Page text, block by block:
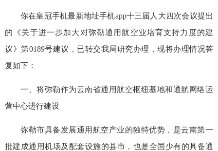
你在皇冠手机最新地址手机app十三届人大四次会议提出
的《关于进一步加大对弥勒通用航空业培育支持力度的建
议》第0189号建议，已转交我局研究办理，现将办理情况答
复如下：
一、将弥勒作为云南省通用航空枢纽基地和通航网络运
营中心进行建设
弥勒市具备发展通用航空产业的独特优势，是云南第一
批建成通用机场及配套设施的县市，也是全国少有的具备通